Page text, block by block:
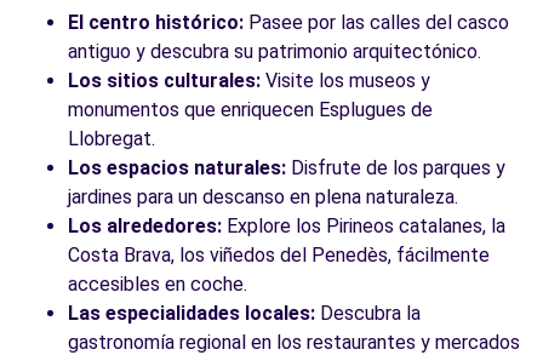
El centro histórico: Pasee por las calles del casco
antiguo y descubra su patrimonio arquitectónico.
Los sitios culturales: Visite los museos y
monumentos que enriquecen Esplugues de
Llobregat.
Los espacios naturales: Disfrute de los parques y
jardines para un descanso en plena naturaleza.
Los alrededores: Explore los Pirineos catalanes, la
Costa Brava, los viñedos del Penedès, fácilmente
accesibles en coche.
Las especialidades locales: Descubra la
gastronomía regional en los restaurantes y mercados